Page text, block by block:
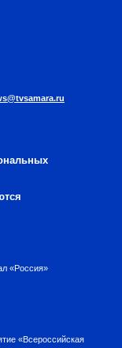
«Россия»
«Всероссийская